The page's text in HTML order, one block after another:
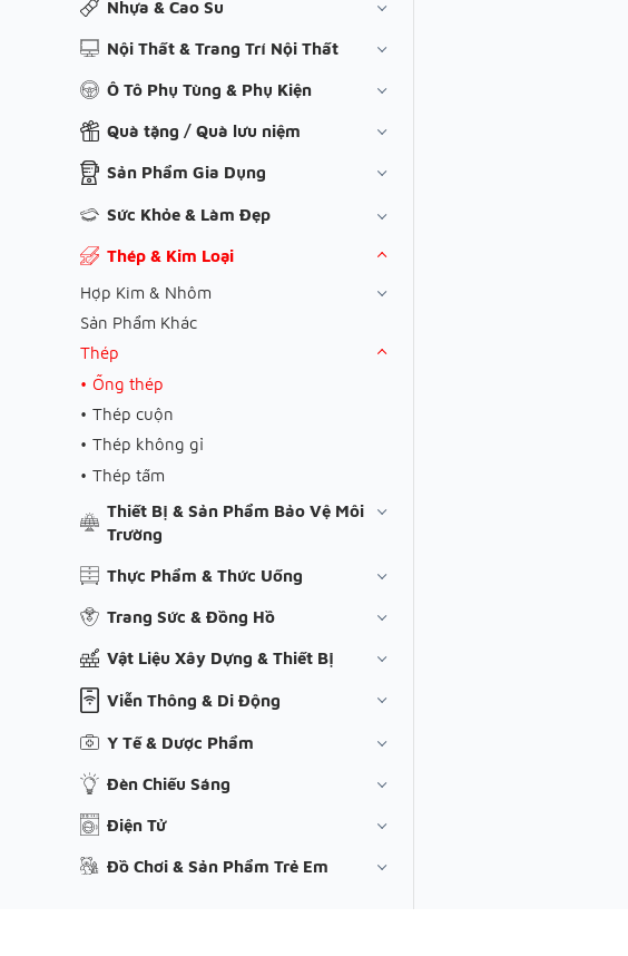
Nhựa & Cao Su
Nội Thất & Trang Trí Nội Thất
Ô Tô Phụ Tùng & Phụ Kiện
Quà tặng / Quà lưu niệm
Sản Phẩm Gia Dụng
Sức Khỏe & Làm Đẹp
Thép & Kim Loại
Hợp Kim & Nhôm
Sản Phẩm Khác
Thép
Ống thép
Thép cuộn
Thép không gỉ
Thép tấm
Thiết Bị & Sản Phẩm Bảo Vệ Môi
Trường
Thực Phẩm & Thức Uống
Trang Sức & Đồng Hồ
Vật Liệu Xây Dựng & Thiết Bị
Viễn Thông & Di Động
Y Tế & Dược Phẩm
Đèn Chiếu Sáng
Điện Tử
Đồ Chơi & Sản Phẩm Trẻ Em